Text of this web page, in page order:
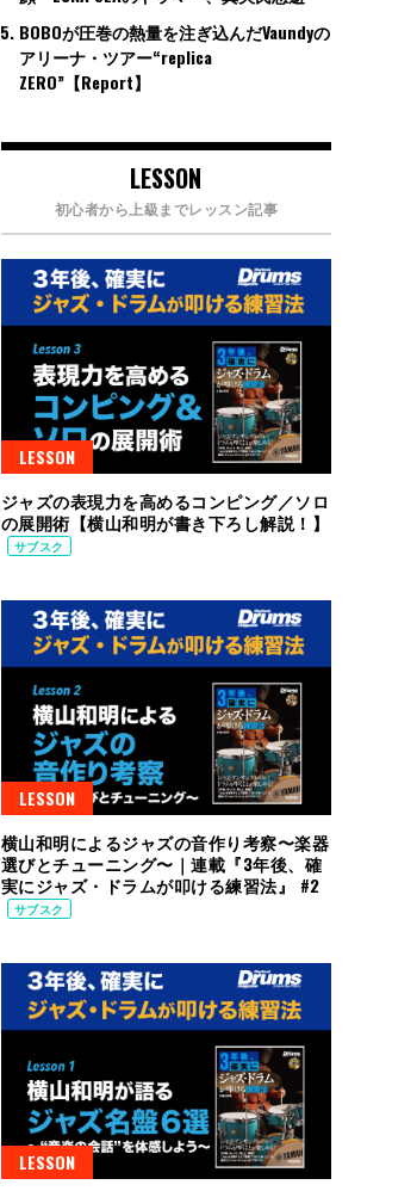
BOBOが圧巻の熱量を注ぎ込んだVaundyの
アリーナ・ツアー“replica
ZERO”【Report】
LESSON
初心者から上級までレッスン記事
LESSON
ジャズの表現力を高めるコンピング／ソロ
の展開術【横山和明が書き下ろし解説！】
サブスク
LESSON
横山和明によるジャズの音作り考察〜楽器
選びとチューニング〜｜連載『3年後、確
実にジャズ・ドラムが叩ける練習法』 #2
サブスク
LESSON